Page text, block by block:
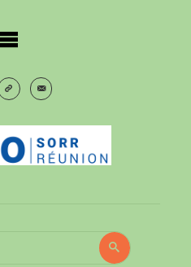
Search
Search